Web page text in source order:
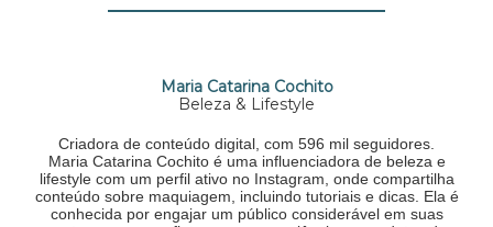
Maria Catarina Cochito
Beleza & Lifestyle
Criadora de conteúdo digital, com 596 mil seguidores.
Maria Catarina Cochito é uma influenciadora de beleza e
lifestyle com um perfil ativo no Instagram, onde compartilha
conteúdo sobre maquiagem, incluindo tutoriais e dicas. Ela é
conhecida por engajar um público considerável em suas